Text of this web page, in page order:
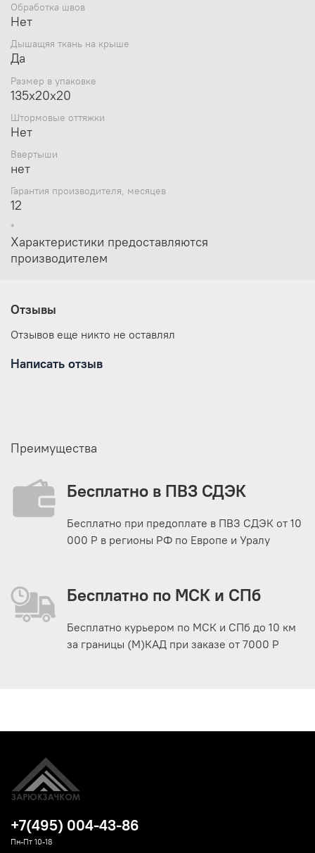
Обработка швов
Нет
Дышащяя ткань на крыше
Да
Размер в упаковке
135х20х20
Штормовые оттяжки
Нет
Ввертыши
нет
Гарантия производителя, месяцев
12
*
Характеристики предоставляются
производителем
Отзывы
Отзывов еще никто не оставлял
Написать отзыв
Преимущества
Бесплатно в ПВЗ СДЭК
Бесплатно при предоплате в ПВЗ СДЭК от 10
000 Р в регионы РФ по Европе и Уралу
Бесплатно по МСК и СПб
Бесплатно курьером по МСК и СПб до 10 км
за границы (М)КАД при заказе от 7000 Р
+7(495) 004-43-86
Пн-Пт 10-18